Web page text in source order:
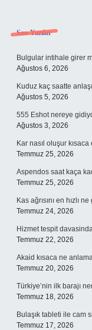
Sidebar
Son Yazılar
Bulgular intihale girer
Ağustos 6, 2026
Kuduz kaç saatte
Ağustos 5, 2026
555 Eshot nereye
Ağustos 3, 2026
Kar nasıl oluşur
Temmuz 25, 2026
Aspendos saat kaça
Temmuz 25, 2026
Kas ağrısını en hızlı
Temmuz 24, 2026
Hizmet tespit
Temmuz 22, 2026
Akaid kısaca ne
Temmuz 20, 2026
Türkiye’nin ilk barajı
Temmuz 18, 2026
Bulaşık tableti ile cam
Temmuz 17, 2026